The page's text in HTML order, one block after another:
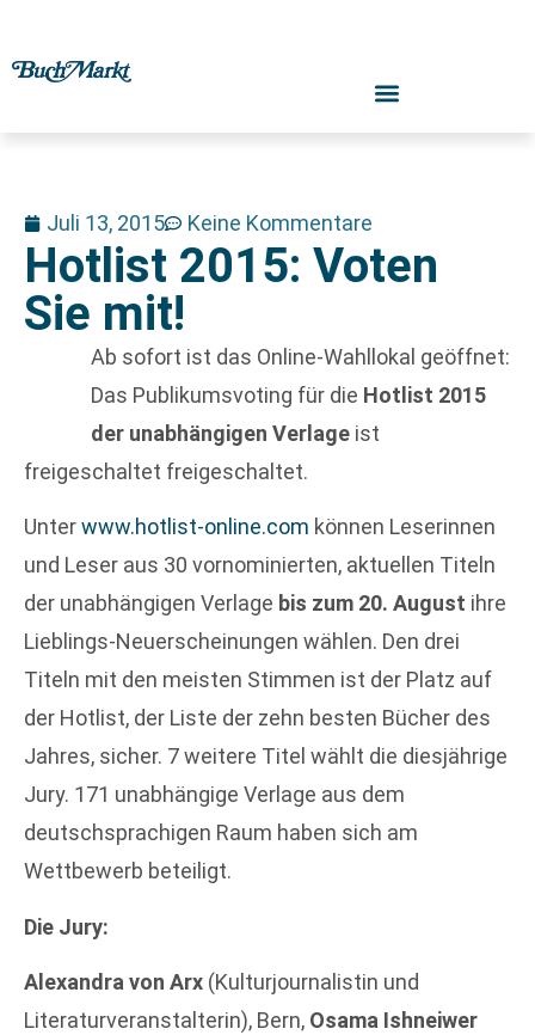
Juli 13, 2015 Keine Kommentare
Hotlist 2015: Voten
Sie mit!
Ab sofort ist das Online-Wahllokal geöffnet:
Das Publikumsvoting für die Hotlist 2015
der unabhängigen Verlage ist
freigeschaltet freigeschaltet.
Unterwww.hotlist-online.com können Leserinnen
und Leser aus 30 vornominierten, aktuellen Titeln
der unabhängigen Verlage bis zum 20. August ihre
Lieblings-Neuerscheinungen wählen. Den drei
Titeln mit den meisten Stimmen ist der Platz auf
der Hotlist, der Liste der zehn besten Bücher des
Jahres, sicher. 7 weitere Titel wählt die diesjährige
Jury. 171 unabhängige Verlage aus dem
deutschsprachigen Raum haben sich am
Wettbewerb beteiligt.
Die Jury:
Alexandra von Arx (Kulturjournalistin und
Literaturveranstalterin), Bern, Osama Ishneiwer